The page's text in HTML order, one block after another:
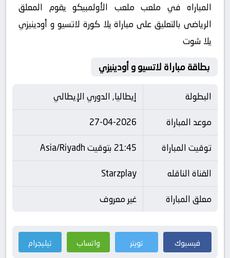
المباراه في ملعب ملعب الأولمبيكو يقوم المعلق
الرياضى بالتعليق على مباراة يلا كورة لاتسيو و أودينيزي
يلا شوت
بطاقة مباراة لاتسيو و أودينيزي
البطولة
إيطاليا, الدوري الإيطالي
موعد المباراة
27-04-2026
توقيت المباراة
21:45 بتوقيت Asia/Riyadh
القناة الناقله
Starzplay
معلق المباراة
غير معروف
فيسبوك تويتر واتساب تيليجرام